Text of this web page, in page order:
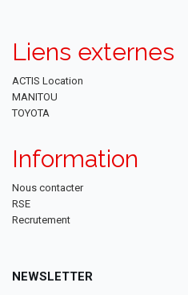
Liens externes
ACTIS Location
MANITOU
TOYOTA
Information
Nous contacter
RSE
Recrutement
NEWSLETTER